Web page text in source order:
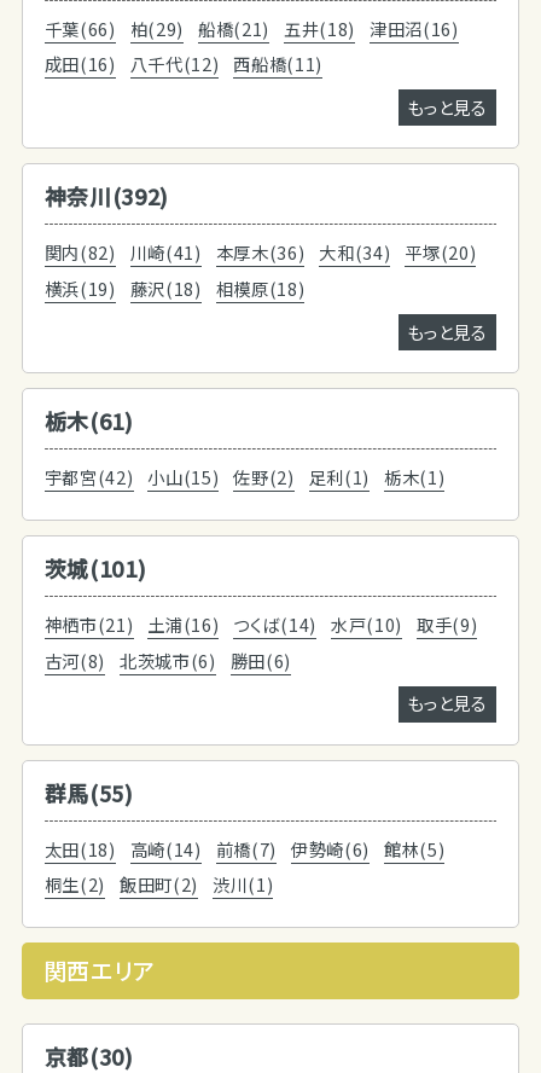
千葉(66) 柏(29) 船橋(21) 五井(18)
津田沼(16)
成田(16)
八千代(12)
西船橋(11)
もっと見る
神奈川(392)
関内(82) 川崎(41) 本厚木(36) 大和(34)
平塚(20)
横浜(19)
藤沢(18)
相模原(18)
もっと見る
栃木(61)
宇都宮(42) 小山(15) 佐野(2) 足利(1) 栃木(1)
茨城(101)
神栖市(21) 土浦(16) つくば(14) 水戸(10)
取手(9)
古河(8)
北茨城市(6)
勝田(6)
もっと見る
群馬(55)
太田(18) 高崎(14) 前橋(7) 伊勢崎(6)
館林(5)
桐生(2)
飯田町(2) 渋川(1)
関西エリア
京都(30)